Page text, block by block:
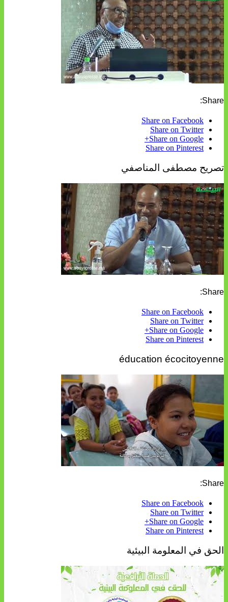
Share:
Share on Facebook
Share on Twitter
Share on Google+
Share on Pinterest
تصريح مصطفى المناصفي
Share:
Share on Facebook
Share on Twitter
Share on Google+
Share on Pinterest
éducation écocitoyenne
Share:
Share on Facebook
Share on Twitter
Share on Google+
Share on Pinterest
الحق في المعلومة البيئية